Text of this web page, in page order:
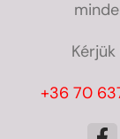
+36 70